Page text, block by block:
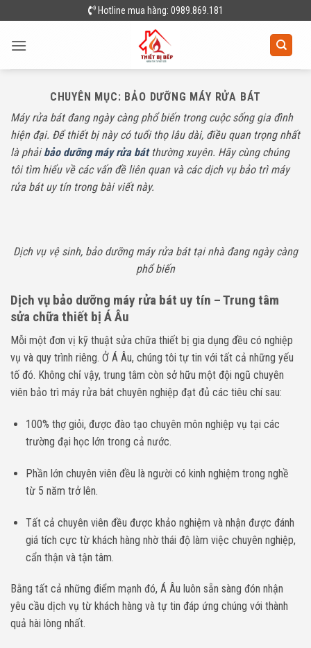
to
content
Hotline mua hàng: 0989.869.181
CHUYÊN MỤC: BẢO DƯỠNG MÁY RỬA BÁT
Máy rửa bát đang ngày càng phổ biến trong cuộc sống gia đình
hiện đại. Để thiết bị này có tuổi thọ lâu dài, điều quan trọng nhất
là phảibảo dưỡng máy rửa bátthường xuyên. Hãy cùng chúng
tôi tìm hiểu về các vấn đề liên quan và các dịch vụ bảo trì máy
rửa bát uy tín trong bài viết này.
Dịch vụ vệ sinh, bảo dưỡng máy rửa bát tại nhà đang ngày càng
phổ biến
Dịch vụ bảo dưỡng máy rửa bát uy tín – Trung tâm
sửa chữa thiết bị Á Âu
Mỗi một đơn vị kỹ thuật sửa chữa thiết bị gia dụng đều có nghiệp
vụ và quy trình riêng. Ở Á Âu, chúng tôi tự tin với tất cả những yếu
tố đó. Không chỉ vậy, trung tâm còn sở hữu một đội ngũ chuyên
viên bảo trì máy rửa bát chuyên nghiệp đạt đủ các tiêu chí sau:
100% thợ giỏi, được đào tạo chuyên môn nghiệp vụ tại các
trường đại học lớn trong cả nước.
Phần lớn chuyên viên đều là người có kinh nghiệm trong nghề
từ 5 năm trở lên.
Tất cả chuyên viên đều được khảo nghiệm và nhận được đánh
giá tích cực từ khách hàng nhờ thái độ làm việc chuyên nghiệp,
cẩn thận và tận tâm.
Bằng tất cả những điểm mạnh đó, Á Âu luôn sẵn sàng đón nhận
yêu cầu dịch vụ từ khách hàng và tự tin đáp ứng chúng với thành
quả hài lòng nhất.